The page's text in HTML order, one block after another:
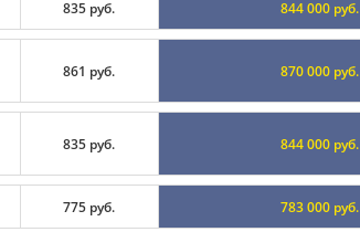
835 руб. 844 000 руб.
861 руб. 870 000 руб.
835 руб. 844 000 руб.
775 руб. 783 000 руб.